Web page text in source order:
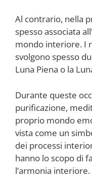
Al contrario, nella
spesso associata
mondo interiore. I
svolgono spesso
Luna Piena o la
Durante queste
purificazione,
proprio mondo
vista come un
dei processi
hanno lo scopo di
l’armonia interiore.